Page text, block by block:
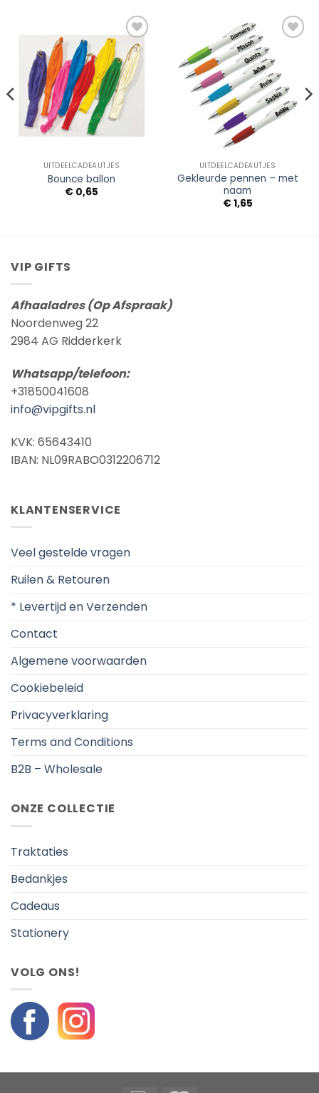
Add to
Wishlist
UITDEELCADEAUTJES
Bounce ballon
€ 0,65
Wishlist
UITDEELCADEAUTJES
Gekleurde pennen – met
naam
€1,65
VIP GIFTS
Afhaaladres (Op Afspraak)
Noordenweg 22
2984 AG Ridderkerk
Whatsapp/telefoon:
+31850041608
info@vipgifts.nl
KVK: 65643410
IBAN: NL09RABO0312206712
KLANTENSERVICE
Veel gestelde vragen
Ruilen & Retouren
* Levertijd en Verzenden
Contact
Algemene voorwaarden
Cookiebeleid
Privacyverklaring
Terms and Conditions
B2B – Wholesale
ONZE COLLECTIE
Traktaties
Bedankjes
Cadeaus
Stationery
VOLG ONS!